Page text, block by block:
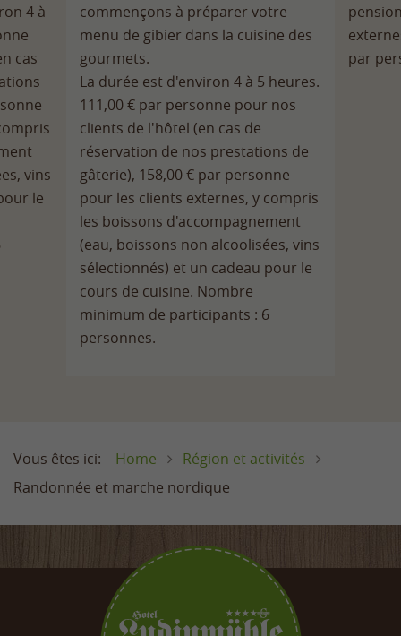
4 à
cas
vins
le
commençons à préparer votre
menu de gibier dans la cuisine des
gourmets.
La durée est d'environ 4 à 5 heures.
111,00 € par personne pour nos
clients de l'hôtel (en cas de
réservation de nos prestations de
gâterie), 158,00 € par personne
pour les clients externes, y compris
les boissons d'accompagnement
(eau, boissons non alcoolisées, vins
sélectionnés) et un cadeau pour le
cours de cuisine. Nombre
minimum de participants : 6
personnes.
par
Home
Région et activités
Randonnée et marche nordique